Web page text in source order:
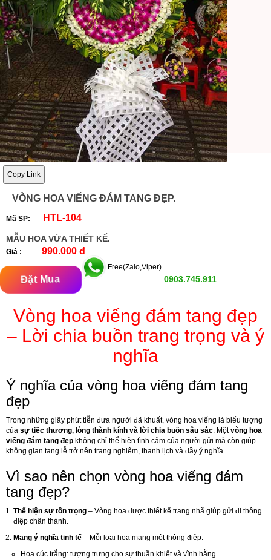
Copy Link
VÒNG HOA VIẾNG ĐÁM TANG ĐẸP.
Mã SP: HTL-104
MẪU HOA VỪA THIẾT KẾ.
Giá : 990.000 đ
Đặt Mua
Free(Zalo,Viper)
0903.745.911
Vòng hoa viếng đám tang đẹp
– Lời chia buồn trang trọng và ý
nghĩa
Ý nghĩa của vòng hoa viếng đám tang
đẹp
Trong những giây phút tiễn đưa người đã khuất, vòng hoa viếng là biểu tượng
của sự tiếc thương, lòng thành kính và lời chia buồn sâu sắc. Mộtvòng hoa
viếng đám tang đẹp không chỉ thể hiện tình cảm của người gửi mà còn giúp
không gian tang lễ trở nên trang nghiêm, thanh lịch và đầy ý nghĩa.
Vì sao nên chọn vòng hoa viếng đám
tang đẹp?
Thể hiện sự tôn trọng – Vòng hoa được thiết kế trang nhã giúp gửi đi thông
điệp chân thành.
Mang ý nghĩa tinh tế – Mỗi loại hoa mang một thông điệp:
Hoa cúc trắng: tượng trưng cho sự thuần khiết và vĩnh hằng.